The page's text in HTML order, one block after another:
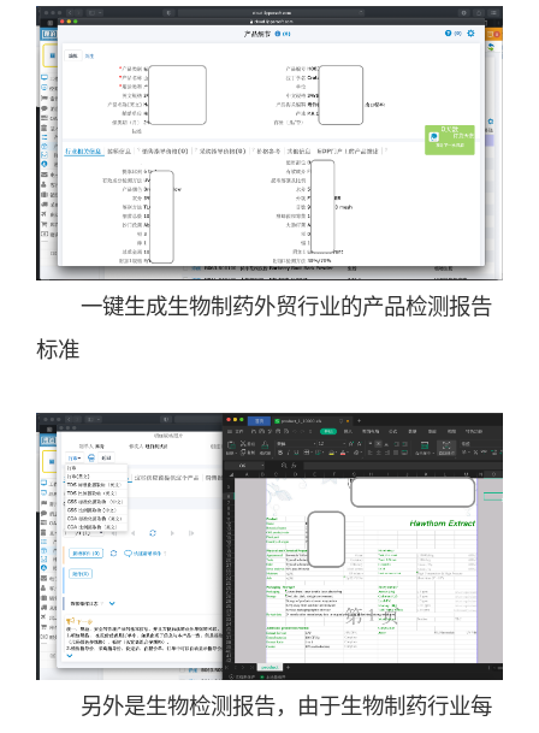
一键生成生物制药外贸行业的产品检测报告
标准
另外是生物检测报告，由于生物制药行业每